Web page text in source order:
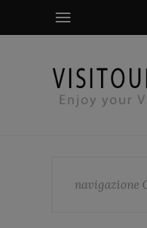
navigazione